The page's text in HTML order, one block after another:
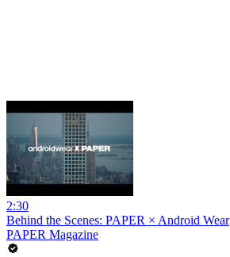
2:30
Behind the Scenes: PAPER × Android Wear
PAPER Magazine